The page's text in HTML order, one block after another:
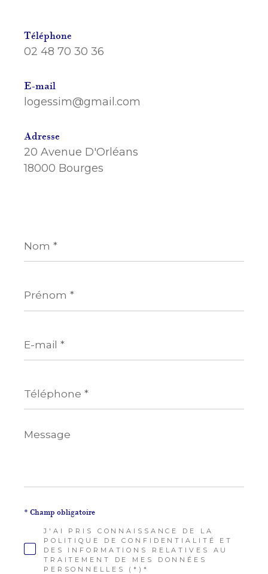
Téléphone
02 48 70 30 36
E-mail
logessim@gmail.com
Adresse
20 Avenue D'Orléans
18000 Bourges
*
*
mail
*
Message
*
J'AI PRIS CONNAISSANCE DE LA
POLITIQUE DE CONFIDENTIALITÉ ET
DES INFORMATIONS RELATIVES AU
TRAITEMENT DE MES DONNÉES
PERSONNELLES (*)*
* Champ obligatoire